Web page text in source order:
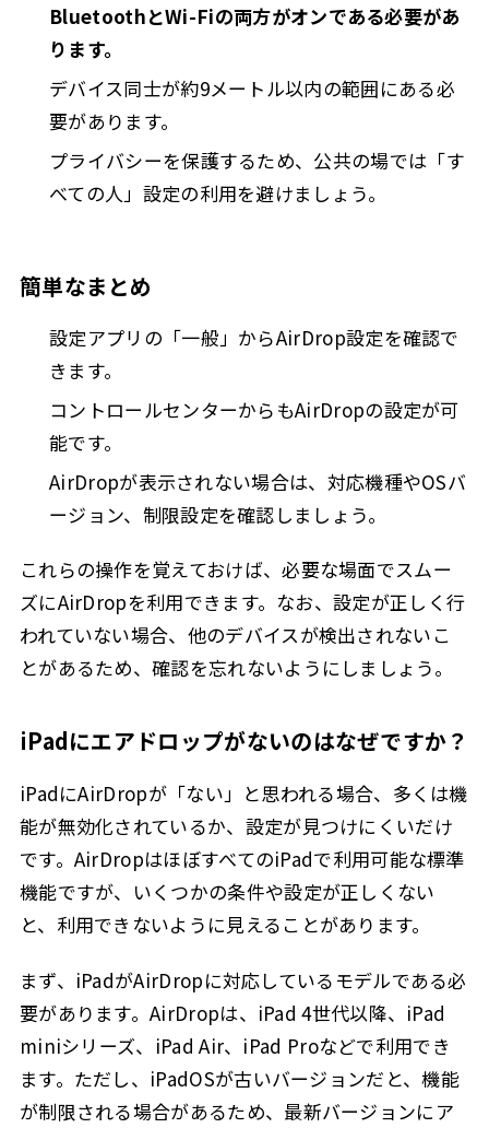
BluetoothとWi-Fiの両方がオンである必要があ
ります。
デバイス同士が約9メートル以内の範囲にある必
要があります。
プライバシーを保護するため、公共の場では「す
べての人」設定の利用を避けましょう。
簡単なまとめ
設定アプリの「一般」からAirDrop設定を確認で
きます。
コントロールセンターからもAirDropの設定が可
能です。
AirDropが表示されない場合は、対応機種やOSバ
ージョン、制限設定を確認しましょう。
これらの操作を覚えておけば、必要な場面でスムー
ズにAirDropを利用できます。なお、設定が正しく行
われていない場合、他のデバイスが検出されないこ
とがあるため、確認を忘れないようにしましょう。
iPadにエアドロップがないのはなぜですか？
iPadにAirDropが「ない」と思われる場合、多くは機
能が無効化されているか、設定が見つけにくいだけ
です。AirDropはほぼすべてのiPadで利用可能な標準
機能ですが、いくつかの条件や設定が正しくない
と、利用できないように見えることがあります。
まず、iPadがAirDropに対応しているモデルである必
要があります。AirDropは、iPad 4世代以降、iPad
miniシリーズ、iPad Air、iPad Proなどで利用でき
ます。ただし、iPadOSが古いバージョンだと、機能
が制限される場合があるため、最新バージョンにア